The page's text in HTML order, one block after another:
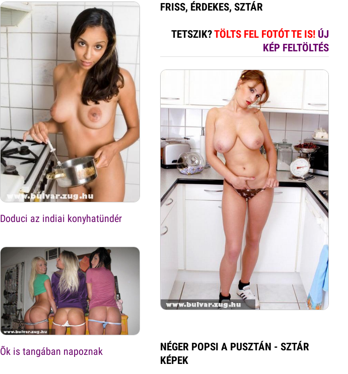
Doduci az indiai konyhatündér
Õk is tangában napoznak
FRISS, ÉRDEKES, SZTÁR
TETSZIK?TÖLTS FEL FOTÓT TE IS! ÚJ
KÉP FELTÖLTÉS
NÉGER POPSI A PUSZTÁN - SZTÁR
KÉPEK